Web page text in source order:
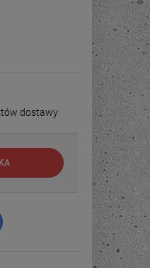
dostawy